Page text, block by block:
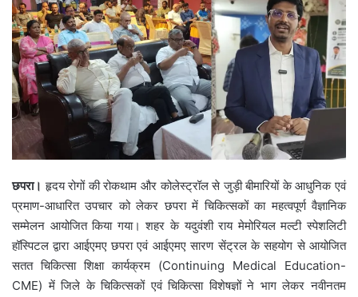
छपरा।हृदय रोगों की रोकथाम और कोलेस्ट्रॉल से जुड़ी बीमारियों के आधुनिक एवं
प्रमाण-आधारित उपचार को लेकर छपरा में चिकित्सकों का महत्वपूर्ण वैज्ञानिक
सम्मेलन आयोजित किया गया। शहर के यदुवंशी राय मेमोरियल मल्टी स्पेशलिटी
हॉस्पिटल द्वारा आईएमए छपरा एवं आईएमए सारण सेंट्रल के सहयोग से आयोजित
सतत चिकित्सा शिक्षा कार्यक्रम (Continuing Medical Education-
CME) में जिले के चिकित्सकों एवं चिकित्सा विशेषज्ञों ने भाग लेकर नवीनतम